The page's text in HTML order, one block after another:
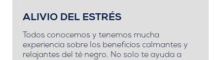
ALIVIO DEL ESTRÉS
Todos conocemos y tenemos mucha
experiencia sobre los beneficios calmantes y
relajantes del té negro. No solo te ayuda a